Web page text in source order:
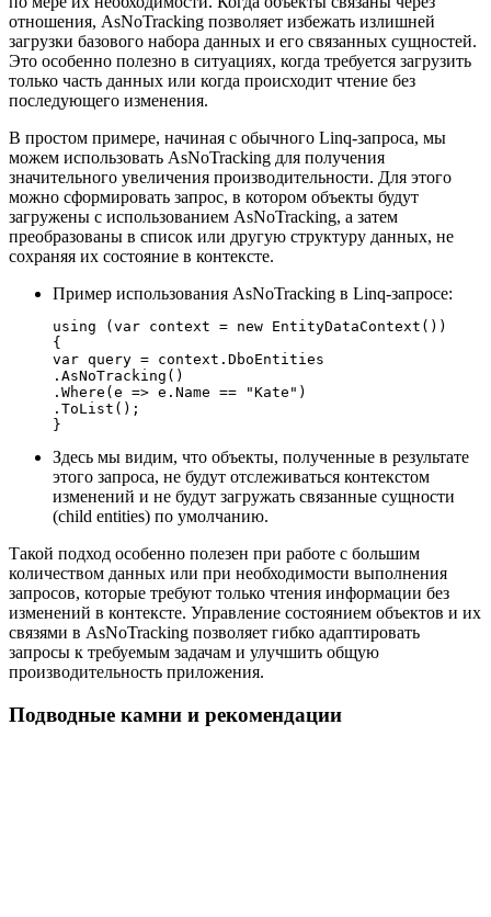
отношения, AsNoTracking позволяет избежать излишней
загрузки базового набора данных и его связанных сущностей.
Это особенно полезно в ситуациях, когда требуется загрузить
только часть данных или когда происходит чтение без
последующего изменения.
В простом примере, начиная с обычного Linq-запроса, мы
можем использовать AsNoTracking для получения
значительного увеличения производительности. Для этого
можно сформировать запрос, в котором объекты будут
загружены с использованием AsNoTracking, а затем
преобразованы в список или другую структуру данных, не
сохраняя их состояние в контексте.
Пример использования AsNoTracking в Linq-запросе:
using (var context = new EntityDataContext())
{
var query = context.DboEntities
.AsNoTracking()
.Where(e => e.Name == "Kate")
.ToList();
}
Здесь мы видим, что объекты, полученные в результате
этого запроса, не будут отслеживаться контекстом
изменений и не будут загружать связанные сущности
(child entities) по умолчанию.
Такой подход особенно полезен при работе с большим
количеством данных или при необходимости выполнения
запросов, которые требуют только чтения информации без
изменений в контексте. Управление состоянием объектов и их
связями в AsNoTracking позволяет гибко адаптировать
запросы к требуемым задачам и улучшить общую
производительность приложения.
Подводные камни и рекомендации